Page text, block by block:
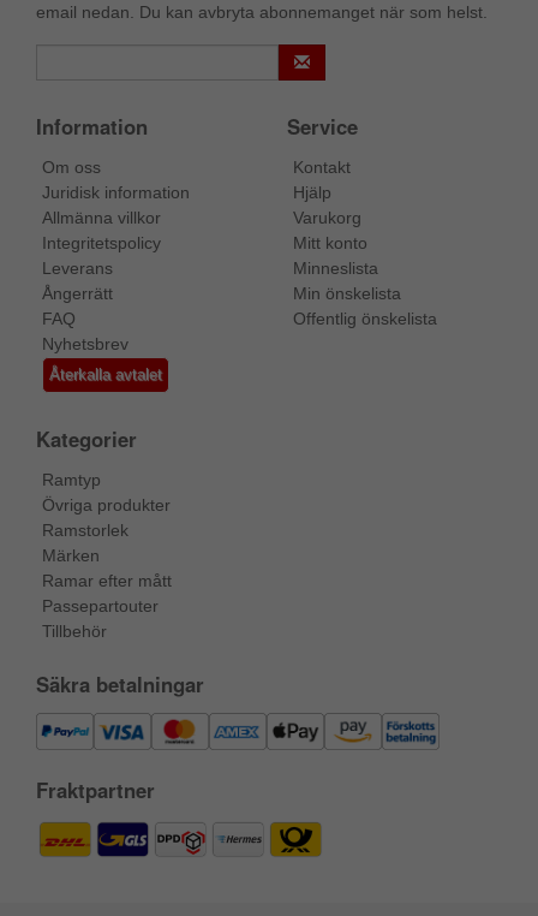
email nedan. Du kan avbryta abonnemanget när som helst.
Information
Om oss
Juridisk information
Allmänna villkor
Integritetspolicy
Leverans
Ångerrätt
FAQ
Nyhetsbrev
Återkalla avtalet
Service
Kontakt
Hjälp
Varukorg
Mitt konto
Minneslista
Min önskelista
Offentlig önskelista
Kategorier
Ramtyp
Övriga produkter
Ramstorlek
Märken
Ramar efter mått
Passepartouter
Tillbehör
Säkra betalningar
Fraktpartner